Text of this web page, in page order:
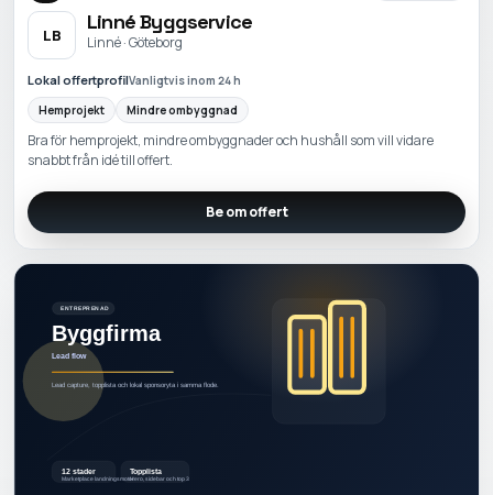
LB
Linné Byggservice
Linné · Göteborg
Lokal offertprofilVanligtvis inom 24 h
Hemprojekt
Mindre ombyggnad
Bra för hemprojekt, mindre ombyggnader och hushåll som vill vidare
snabbt från idé till offert.
Be om offert